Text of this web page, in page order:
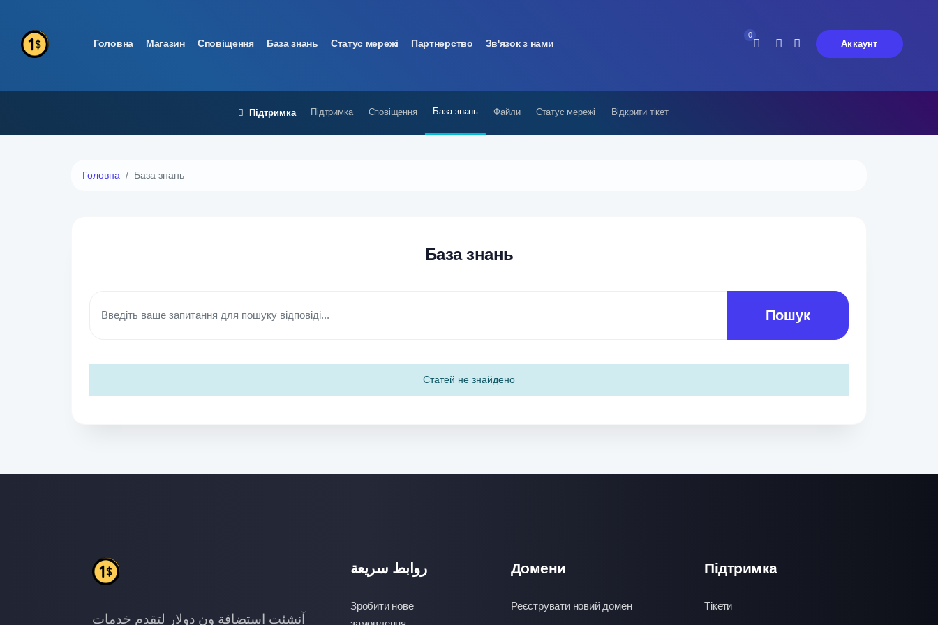
Головна Магазин Сповіщення База знань Статус мережі Партнерство Зв'язок з нами
0
Аккаунт
Підтримка Підтримка Сповіщення База знань Файли Статус мережі Відкрити тікет
Головна База знань
База знань
Пошук
Статей не знайдено
آنشئت استضافة ون دولار لتقدم خدمات
روابط سريعة
Зробити нове
Домени
Реєструвати новий домен
Підтримка
Тікети